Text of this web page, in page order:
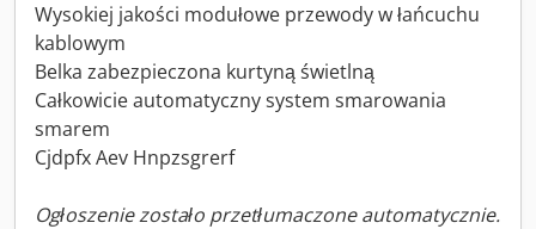
Wysokiej jakości modułowe przewody w łańcuchu
kablowym
Belka zabezpieczona kurtyną świetlną
Całkowicie automatyczny system smarowania
smarem
Cjdpfx Aev Hnpzsgrerf
Ogłoszenie zostało przetłumaczone automatycznie.